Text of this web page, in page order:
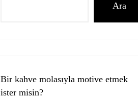
Ara
Bir kahve molasıyla motive etmek
ister misin?